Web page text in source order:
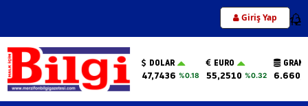
Giriş Yap 12
DOLAR
47,7436 %0.18
EURO
55,2510 %0.32